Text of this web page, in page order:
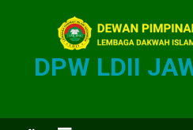
DPW LDII